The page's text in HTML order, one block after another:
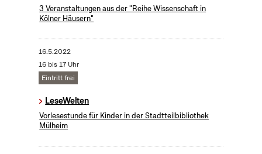
3 Veranstaltungen aus der "Reihe Wissenschaft in
Kölner Häusern"
16.5.2022
16 bis 17 Uhr
Eintritt frei
LeseWelten
Vorlesestunde für Kinder in der Stadtteilbibliothek
Mülheim